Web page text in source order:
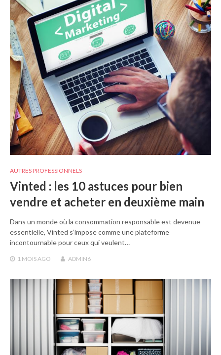
AUTRES PROFESSIONNELS
Vinted : les 10 astuces pour bien
vendre et acheter en deuxième main
Dans un monde où la consommation responsable est devenue
essentielle, Vinted s’impose comme une plateforme
incontournable pour ceux qui veulent…
1 MOIS AGO ADMIN6